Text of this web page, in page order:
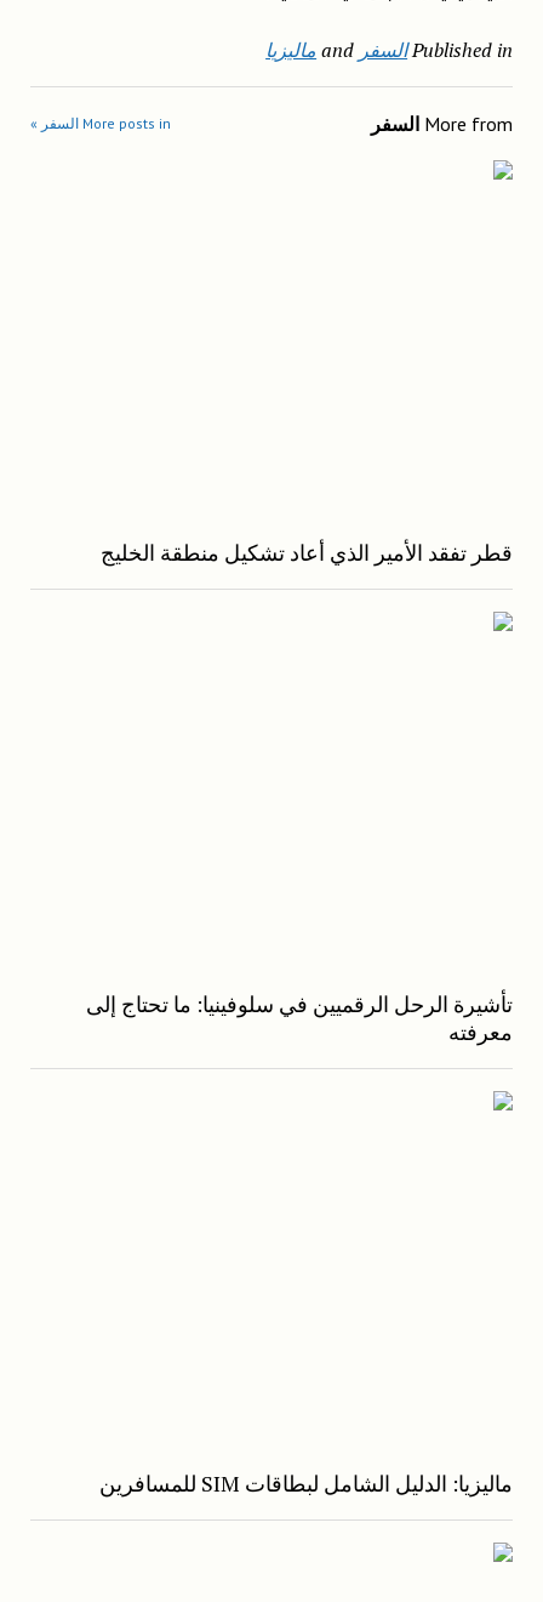
Published inالسفر ماليزيا
More from السفر More posts in السفر »
قطر تفقد الأمير الذي أعاد تشكيل منطقة الخليج
تأشيرة الرحل الرقميين في سلوفينيا: ما تحتاج إلى
معرفته
ماليزيا: الدليل الشامل لبطاقات SIM للمسافرين